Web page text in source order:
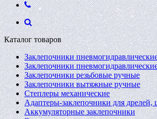
Каталог товаров
Заклепочники
Заклепочники
Заклепочники резьбовые ручные
Заклепочники вытяжные ручные
Степлеры механические
Адаптеры-заклепочники для дрелей,
Аккумуляторные заклепочники